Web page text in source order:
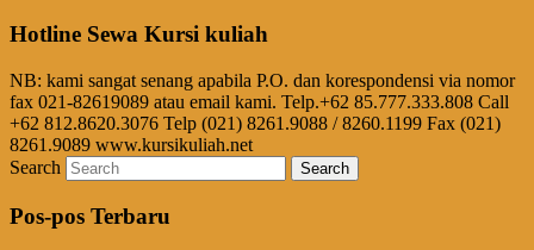
Hotline Sewa Kursi kuliah
NB: kami sangat senang apabila P.O. dan korespondensi via nomor
fax 021-82619089 atau email kami. Telp.+62 85.777.333.808 Call
+62 812.8620.3076 Telp (021) 8261.9088 / 8260.1199 Fax (021)
8261.9089 www.kursikuliah.net
Search
Pos-pos Terbaru